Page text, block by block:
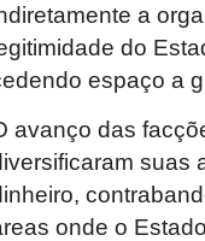
a
do
espaço a
avanço das
suas
onde o